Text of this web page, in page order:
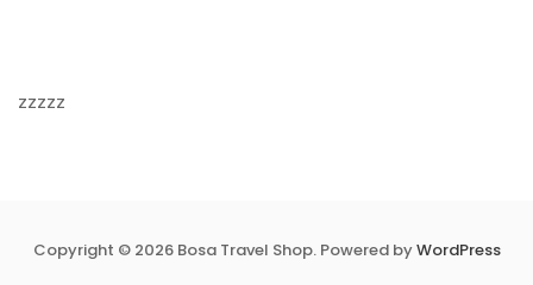
zzzzz
Copyright © 2026 Bosa Travel Shop. Powered byWordPress